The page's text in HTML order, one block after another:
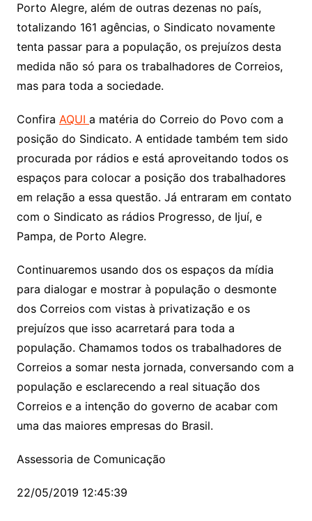
Porto Alegre, além de outras dezenas no país,
totalizando 161 agências, o Sindicato novamente
tenta passar para a população, os prejuízos desta
medida não só para os trabalhadores de Correios,
mas para toda a sociedade.
Confira AQUI a matéria do Correio do Povo com a
posição do Sindicato. A entidade também tem sido
procurada por rádios e está aproveitando todos os
espaços para colocar a posição dos trabalhadores
em relação a essa questão. Já entraram em contato
com o Sindicato as rádios Progresso, de Ijuí, e
Pampa, de Porto Alegre.
Continuaremos usando dos os espaços da mídia
para dialogar e mostrar à população o desmonte
dos Correios com vistas à privatização e os
prejuízos que isso acarretará para toda a
população. Chamamos todos os trabalhadores de
Correios a somar nesta jornada, conversando com a
população e esclarecendo a real situação dos
Correios e a intenção do governo de acabar com
uma das maiores empresas do Brasil.
Assessoria de Comunicação
22/05/2019 12:45:39